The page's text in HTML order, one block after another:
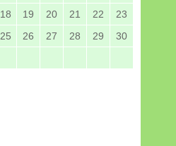
18 19 20 21 22
23
25 26 27 28 29
30